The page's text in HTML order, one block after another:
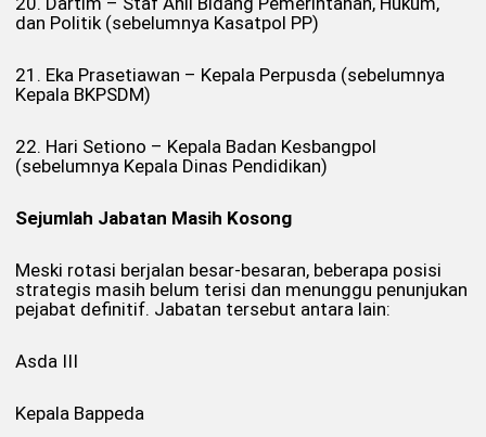
dan Politik (sebelumnya Kasatpol PP)
21. Eka Prasetiawan – Kepala Perpusda (sebelumnya
Kepala BKPSDM)
22. Hari Setiono – Kepala Badan Kesbangpol
(sebelumnya Kepala Dinas Pendidikan)
Sejumlah Jabatan Masih Kosong
Meski rotasi berjalan besar-besaran, beberapa posisi
strategis masih belum terisi dan menunggu penunjukan
pejabat definitif. Jabatan tersebut antara lain:
Asda III
Kepala Bappeda